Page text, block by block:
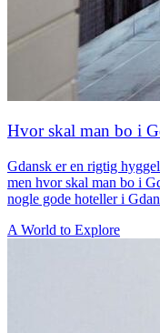
Hvor skal man bo i
Gdansk er en rigtig
men hvor skal man bo i
nogle gode hoteller i
A World to Explore